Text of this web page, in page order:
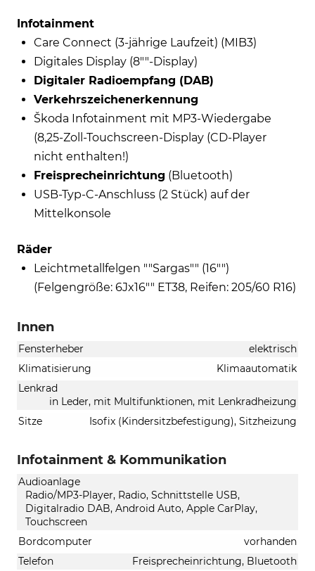
Infotainment
Care Connect (3-jährige Laufzeit) (MIB3)
Digitales Display (8""-Display)
Digitaler Radioempfang (DAB)
Verkehrszeichenerkennung
Škoda Infotainment mit MP3-Wiedergabe
(8,25-Zoll-Touchscreen-Display (CD-Player
nicht enthalten!)
Freisprecheinrichtung (Bluetooth)
USB-Typ-C-Anschluss (2 Stück) auf der
Mittelkonsole
Räder
Leichtmetallfelgen ""Sargas"" (16"")
(Felgengröße: 6Jx16"" ET38, Reifen: 205/60 R16)
Innen
Fensterheber
elektrisch
Klimatisierung
Klimaautomatik
Lenkrad
in Leder, mit Multifunktionen, mit Lenkradheizung
Sitze
Isofix (Kindersitzbefestigung), Sitzheizung
Infotainment & Kommunikation
Audioanlage
Radio/MP3-Player, Radio, Schnittstelle USB,
Digitalradio DAB, Android Auto, Apple CarPlay,
Touchscreen
Bordcomputer
vorhanden
Telefon
Freisprecheinrichtung, Bluetooth